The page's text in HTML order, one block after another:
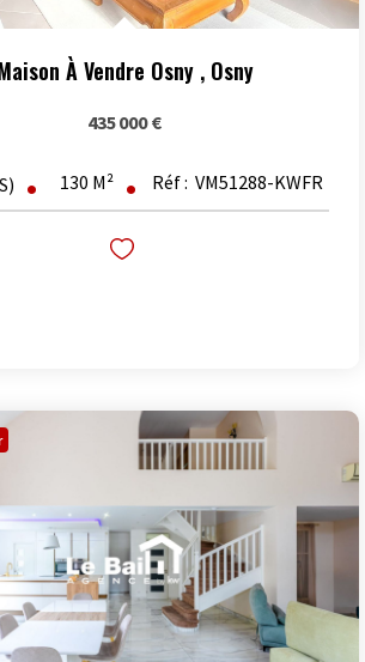
À Vendre Osny , Osny
435 000 €
130 M² Réf : VM51288-KWFR